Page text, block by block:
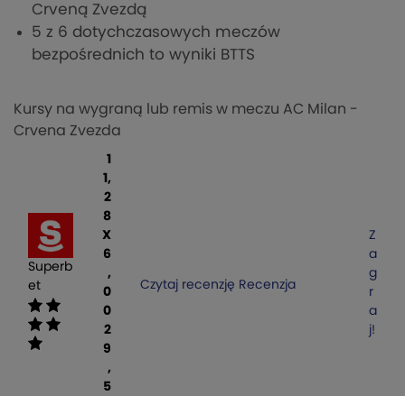
Crveną Zvezdą
5 z 6 dotychczasowych meczów
bezpośrednich to wyniki BTTS
Kursy na wygraną lub remis w meczu AC Milan -
Crvena Zvezda
Superb
et
1
1,
2
8
X
6
,
0
0
2
9
,
5
Czytaj recenzję Recenzja
Z
a
g
r
a
j!